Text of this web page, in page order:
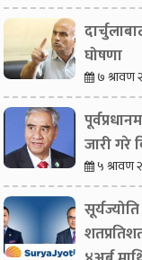
घोषणा
७ श्रावण
जारी गरे
५ श्रावण